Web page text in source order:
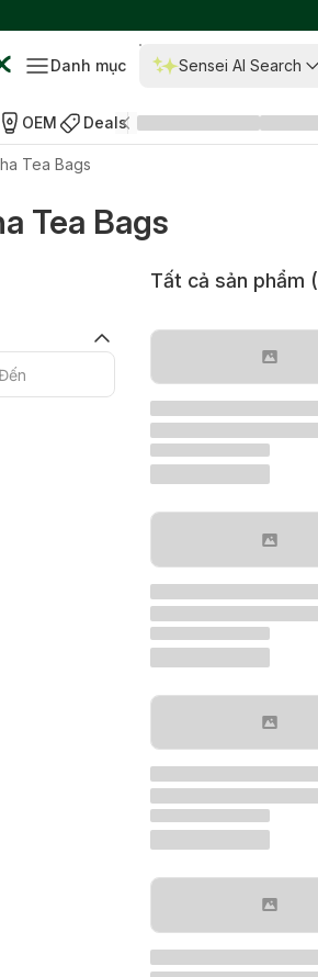
Danh mục Sensei AI Search
OEM Deals
Tea Bags
Tea Bags
Tất cả sản phẩm (